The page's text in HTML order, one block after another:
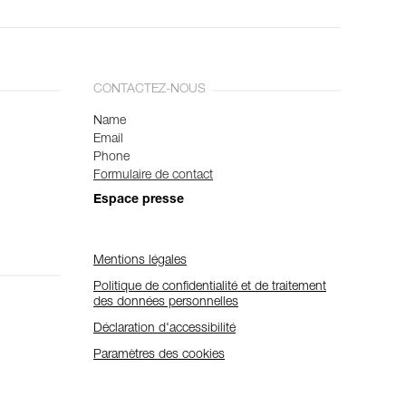
CONTACTEZ-NOUS
Name
Email
Phone
Formulaire de contact
Espace presse
Mentions légales
Politique de confidentialité et de traitement
des données personnelles
Déclaration d'accessibilité
Paramètres des cookies